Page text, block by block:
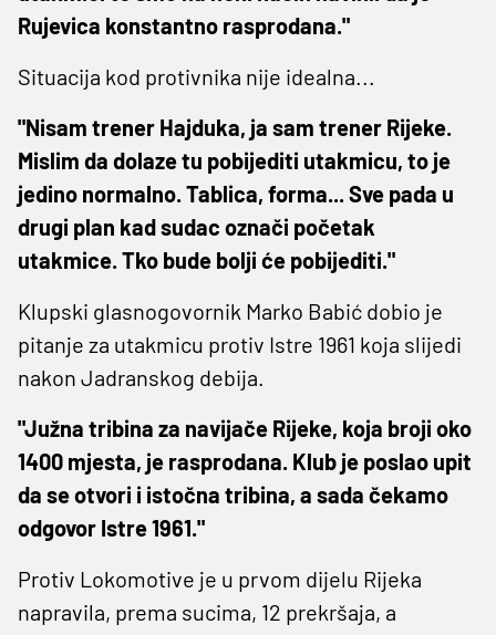
Rujevica konstantno rasprodana."
Situacija kod protivnika nije idealna...
"Nisam trener Hajduka, ja sam trener Rijeke.
Mislim da dolaze tu pobijediti utakmicu, to je
jedino normalno. Tablica, forma... Sve pada u
drugi plan kad sudac označi početak
utakmice. Tko bude bolji će pobijediti."
Klupski glasnogovornik Marko Babić dobio je
pitanje za utakmicu protiv Istre 1961 koja slijedi
nakon Jadranskog debija.
"Južna tribina za navijače Rijeke, koja broji oko
1400 mjesta, je rasprodana. Klub je poslao upit
da se otvori i istočna tribina, a sada čekamo
odgovor Istre 1961."
Protiv Lokomotive je u prvom dijelu Rijeka
napravila, prema sucima, 12 prekršaja, a